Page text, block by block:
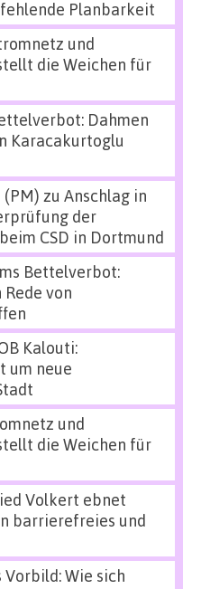
Planbarkeit
und
die Weichen für
Dahmen
Karacakurtoglu
(PM) zu Anschlag in
der
CSD in Dortmund
Bettelverbot:
von
Kalouti:
um neue
und
die Weichen für
Volkert ebnet
barrierefreies und
Wie sich